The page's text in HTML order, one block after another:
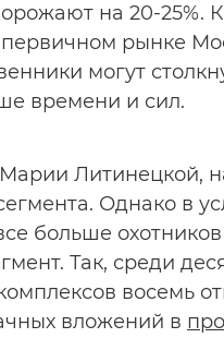
на 20-25%.
рынке
могут
времени и сил.
Литинецкой,
Однако в
больше
Так, среди
восемь
вложений в